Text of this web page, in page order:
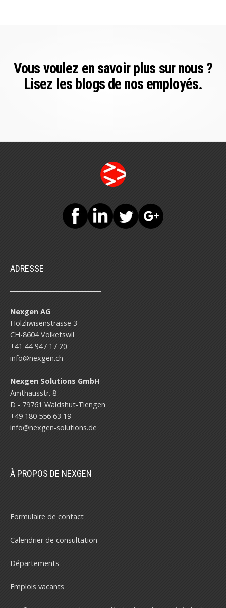
Vous voulez en savoir plus sur nous ?
Lisez les blogs de nos employés.
ADRESSE
Nexgen AG
Hölzliwisenstrasse 3
CH-8604 Volketswil
+41 44 947 17 20
info@nexgen.ch
Nexgen Solutions GmbH
Amthausstr. 8
D - 79761 Waldshut-Tiengen
+49 180 556 63 19
info@nexgen-solutions.de
À PROPOS DE NEXGEN
Formulaire de contact
Calendrier de consultation
Départements
Emplois vacants